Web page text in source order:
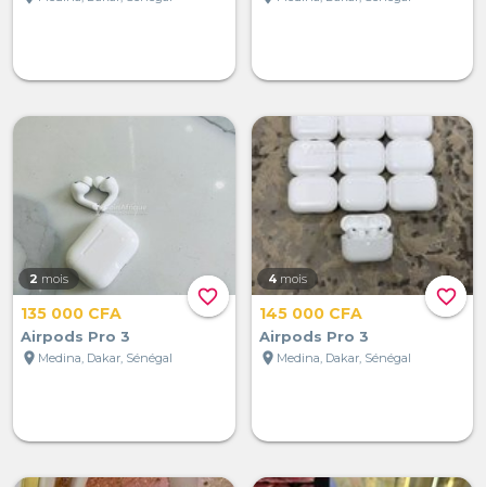
favorite_border
2 mois
135 000 CFA
Airpods Pro 3
location_on Medina, Dakar, Sénégal
favorite_border
4 mois
145 000 CFA
Airpods Pro 3
location_on Medina, Dakar, Sénégal